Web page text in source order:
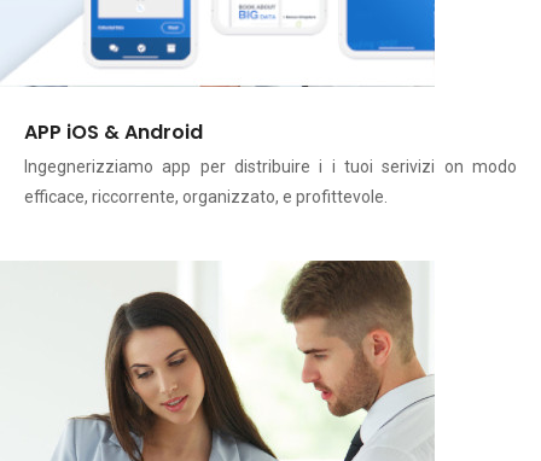
APP iOS & Android
Ingegnerizziamo app per distribuire i i tuoi serivizi on modo
efficace, riccorrente, organizzato, e profittevole.